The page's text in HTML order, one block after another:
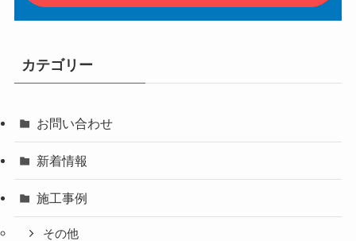
カテゴリー
お問い合わせ
新着情報
施工事例
その他